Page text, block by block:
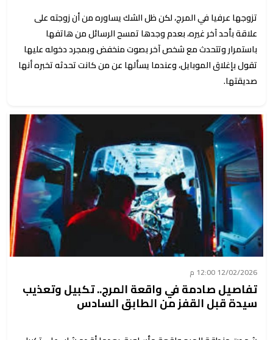
تزوجها عرفيا في المرج، لكن ظل الشك يساوره من أن زوجته على
علاقة بأحد آخر غيره، بعدم وجدها تمسح الرسائل من هاتفها
باستمرار وتتحدث مع شخص آخر بصوت منخفض وبمجرد دخوله عليها
تقول بإغلاق الموبايل، وعندما يسألها عن من كانت تحدثه تخبره أنها
صديقتها.
12/02/2026 12:00 م
تفاصيل صادمة في واقعة المرج.. تكبيل وتعذيب
سيدة قبل القفز من الطابق السادس